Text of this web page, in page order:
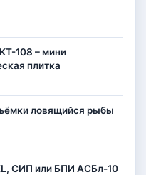
108 – мини
плитка
ловящийся рыбы
СИП или БПИ АСБл-10